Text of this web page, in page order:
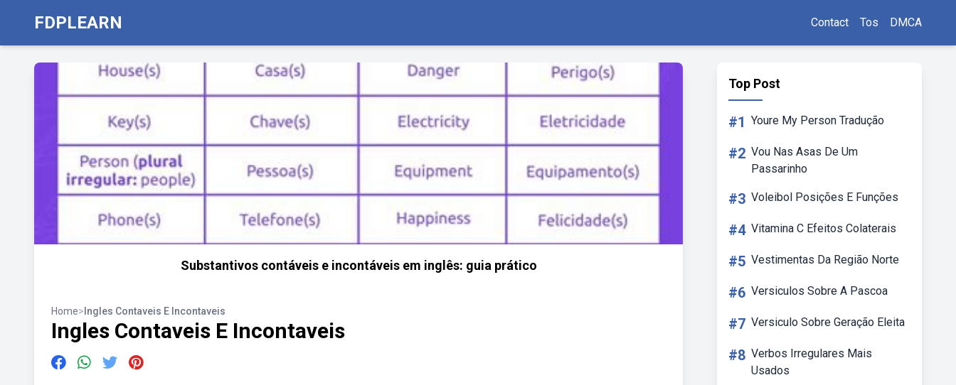
FDPLEARN Contact Tos DMCA
Substantivos contáveis e incontáveis em inglês: guia prático
Home> Ingles Contaveis E Incontaveis
Ingles Contaveis E Incontaveis
Top Post
#1 Youre My Person Tradução
#2 Vou Nas Asas De Um
Passarinho
#3 Voleibol Posições E Funções
#4 Vitamina C Efeitos Colaterais
#5 Vestimentas Da Região Norte
#6 Versiculos Sobre A Pascoa
#7 Versiculo Sobre Geração Eleita
#8 Verbos Irregulares Mais
Usados